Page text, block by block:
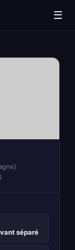
☰
séparé